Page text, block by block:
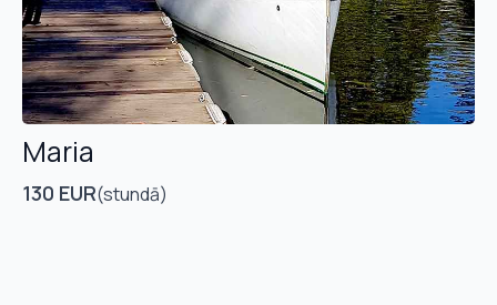
Maria
130 EUR(stundā)